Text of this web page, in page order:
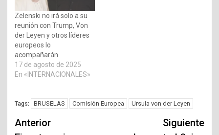
Zelenski no irá solo a su
reunión con Trump, Von
der Leyen y otros líderes
europeos lo
acompañarán
17 de agosto de 2025
En «INTERNACIONALES»
Tags: BRUSELAS Comisión Europea Ursula von der Leyen
Navegación
Anterior
Siguiente